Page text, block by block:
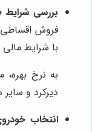
بررسی شرایط
فروش
با شرایط
به نرخ
دیرکرد و
انتخاب